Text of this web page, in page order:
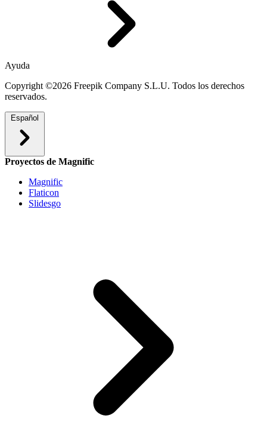
Ayuda
Copyright ©2026 Freepik Company S.L.U. Todos los derechos
reservados.
Español
Proyectos de Magnific
Magnific
Flaticon
Slidesgo